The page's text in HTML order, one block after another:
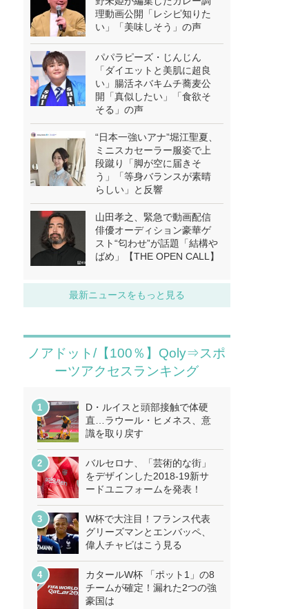
理動画公開「レシピ知りた
い」「美味しそう」の声
パパラピーズ・じんじん
「ダイエットと美肌に超良
い」腸活ネバキムチ蕎麦公
開「真似したい」「食欲そ
そる」の声
“日本一強いアナ”堀江聖夏、
ミニスカセーラー服姿で上
段蹴り「脚が空に届きそ
う」「等身バランスが素晴
らしい」と反響
山田孝之、緊急で動画配信
俳優オーディション豪華ゲ
スト“匂わせ”が話題「結構や
ばめ」【THE OPEN CALL】
最新ニュースをもっと見る
ノアドット/【100％】Qoly⇒スポ
ーツアクセスランキング
D・ルイスと頭部接触で体硬
直…ラウール・ヒメネス、意
識を取り戻す
バルセロナ、「芸術的な街」
をデザインした2018-19新サ
ードユニフォームを発表！
W杯で大注目！フランス代表
グリーズマンとエンバッペ、
偉人チャビはこう見る
カタールW杯 「ポット1」の8
チームが確定！漏れた2つの強
豪国は